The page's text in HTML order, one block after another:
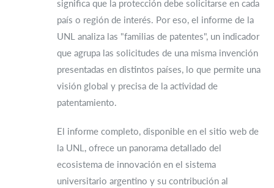
significa que la protección debe solicitarse en cada
país o región de interés. Por eso, el informe de la
UNL analiza las "familias de patentes", un indicador
que agrupa las solicitudes de una misma invención
presentadas en distintos países, lo que permite una
visión global y precisa de la actividad de
patentamiento.
El informe completo, disponible en el sitio web de
la UNL, ofrece un panorama detallado del
ecosistema de innovación en el sistema
universitario argentino y su contribución al